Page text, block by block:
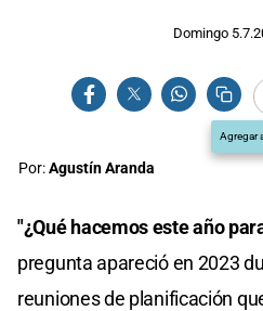
Domingo
Agregar
Por:Agustín Aranda
"¿Qué hacemos este año
pregunta apareció en 2023
reuniones de planificación